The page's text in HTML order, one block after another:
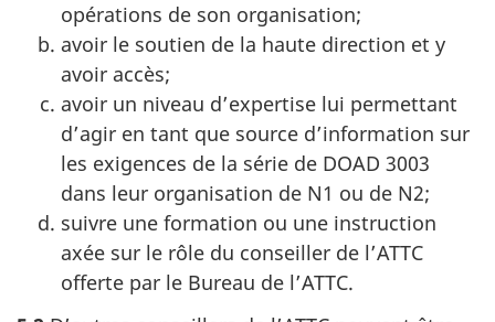
opérations de son organisation;
avoir le soutien de la haute direction et y
avoir accès;
avoir un niveau d’expertise lui permettant
d’agir en tant que source d’information sur
les exigences de la série de DOAD 3003
dans leur organisation de N1 ou de N2;
suivre une formation ou une instruction
axée sur le rôle du conseiller de l’ATTC
offerte par le Bureau de l’ATTC.